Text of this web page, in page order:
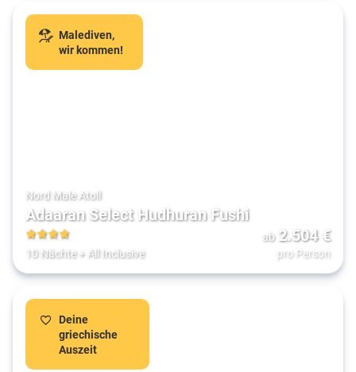
Malediven,
wir kommen!
Nord Male Atoll
Adaaran Select Hudhuran Fushi
4
10 Nächte+ All Inclusive
ab 2.504€
pro Person
Deine
griechische
Auszeit